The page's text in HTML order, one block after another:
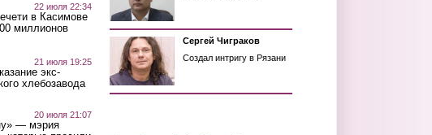
22 июля 22:34
в Касимове
миллионов
21 июля 19:25
экс-
хлебозавода
20 июля 21:07
— мэрия
Сергей Чиграков
Создал интригу в Рязани